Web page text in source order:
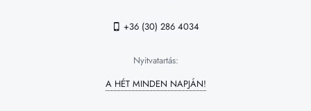
+36 (30) 286 4034
Nyitvatartás:
A HÉT MINDEN NAPJÁN!